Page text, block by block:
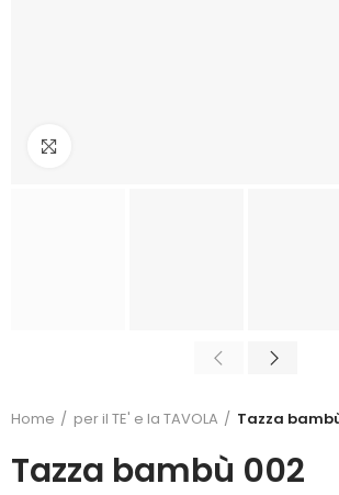
Home per il TE' e la TAVOLA Tazza
Tazza bambù 002